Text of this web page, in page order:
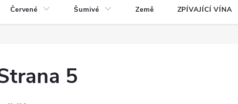
Červené Šumivé Země ZPÍVAJÍCÍ VÍNA
5